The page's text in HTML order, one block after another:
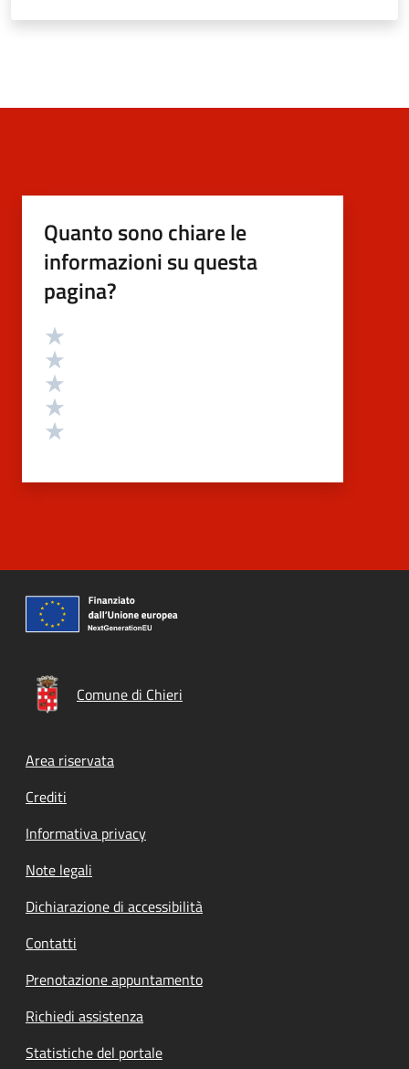
Quanto sono chiare le
informazioni su questa
pagina?
Valutazione
Comune di Chieri
Footer menu
Area riservata
Crediti
Informativa privacy
Note legali
Dichiarazione di accessibilità
Contatti
Prenotazione appuntamento
Richiedi assistenza
Statistiche del portale